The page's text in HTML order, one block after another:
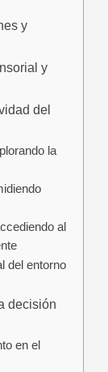
y
y
del
la
al
del entorno
decisión
en el